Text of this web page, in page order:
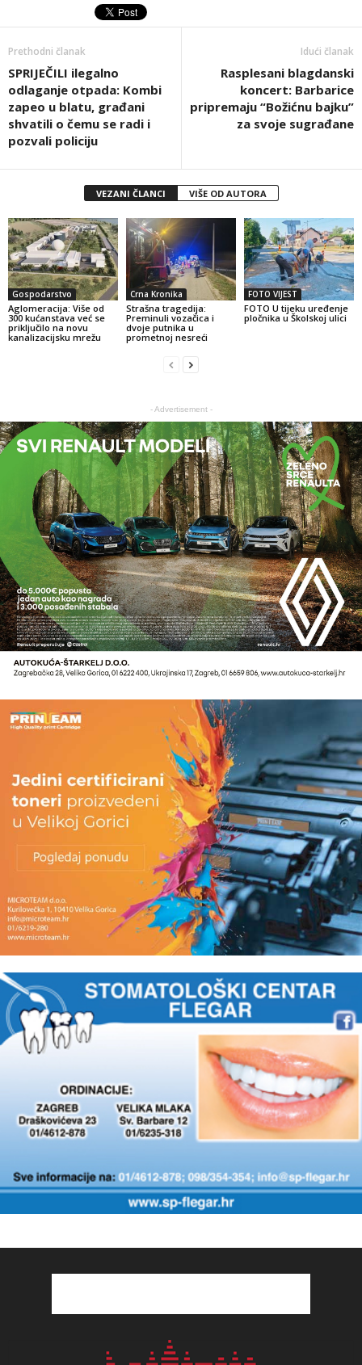
Prethodni članak
SPRIJEČILI ilegalno
odlaganje otpada: Kombi
zapeo u blatu, građani
shvatili o čemu se radi i
pozvali policiju
Idući članak
Rasplesani blagdanski
koncert: Barbarice
pripremaju “Božićnu bajku”
za svoje sugrađane
VEZANI ČLANCI VIŠE OD AUTORA
Gospodarstvo
Aglomeracija: Više od
300 kućanstava već se
priključilo na novu
kanalizacijsku mrežu
Crna Kronika
Strašna tragedija:
Preminuli vozačica i
dvoje putnika u
prometnoj nesreći
FOTO VIJEST
FOTO U tijeku uređenje
pločnika u Školskoj ulici
- Advertisement -